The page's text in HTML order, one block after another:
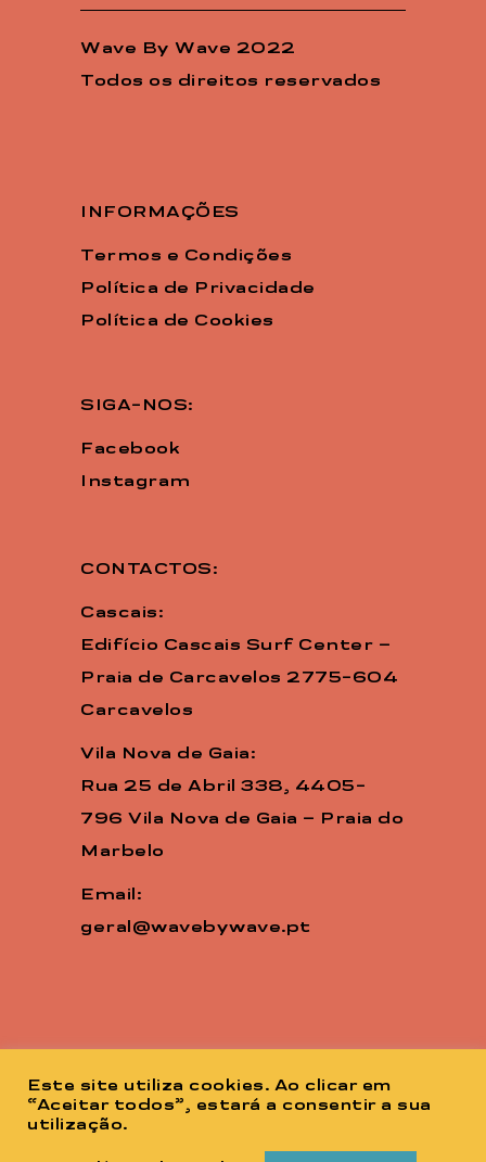
Wave By Wave 2022
Todos os direitos reservados
INFORMAÇÕES
Termos e Condições
Política de Privacidade
Política de Cookies
SIGA-NOS:
Facebook
Instagram
CONTACTOS:
Cascais:
Edifício Cascais Surf Center –
Praia de Carcavelos 2775-604
Carcavelos
Vila Nova de Gaia:
Rua 25 de Abril 338, 4405-
796 Vila Nova de Gaia – Praia do
Marbelo
Email:
geral@wavebywave.pt
Este site utiliza cookies. Ao clicar em
“Aceitar todos”, estará a consentir a sua
utilização.